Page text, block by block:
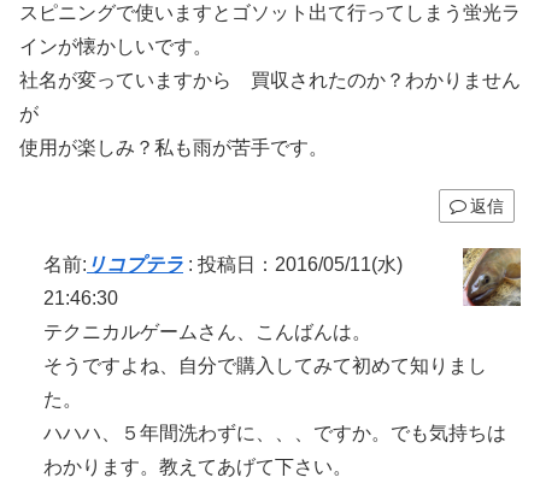
スピニングで使いますとゴソット出て行ってしまう蛍光ラ
インが懐かしいです。
社名が変っていますから 買収されたのか？わかりません
が
使用が楽しみ？私も雨が苦手です。
返信
名前: リコプテラ : 投稿日：2016/05/11(水)
21:46:30
テクニカルゲームさん、こんばんは。
そうですよね、自分で購入してみて初めて知りまし
た。
ハハハ、５年間洗わずに、、、ですか。でも気持ちは
わかります。教えてあげて下さい。